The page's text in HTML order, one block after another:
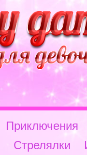
Приключения
Стрелялки